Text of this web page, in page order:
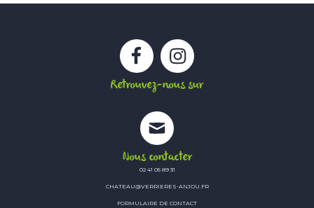
Retrouvez-nous sur
FacebookInstagram
Nous contacter
02 41 05 89 31
CHATEAU@VERRIERES-ANJOU.FR
FORMULAIRE DE CONTACT